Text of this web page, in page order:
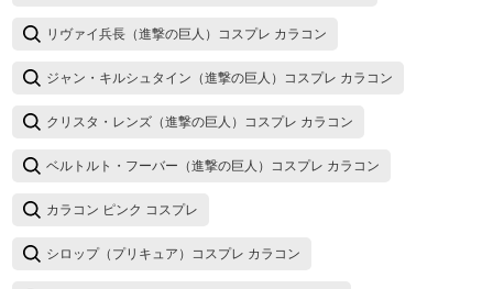
リヴァイ兵長（進撃の巨人）コスプレ カラコン
ジャン・キルシュタイン（進撃の巨人）コスプレ カラコン
クリスタ・レンズ（進撃の巨人）コスプレ カラコン
ベルトルト・フーバー（進撃の巨人）コスプレ カラコン
カラコン ピンク コスプレ
シロップ（プリキュア）コスプレ カラコン